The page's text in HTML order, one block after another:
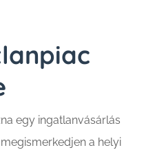
egy ingatlanvásárlás
a helyi